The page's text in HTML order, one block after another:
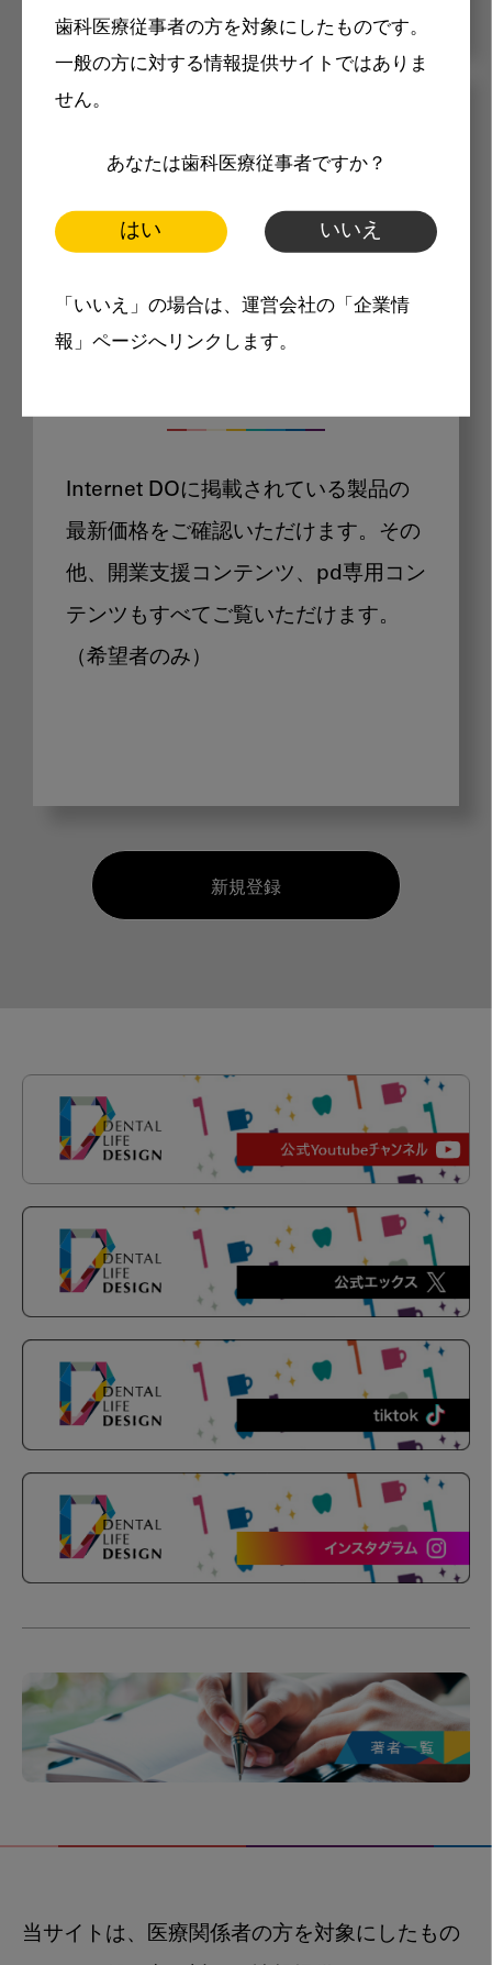
歯科医療従事者の方を対象にしたものです。
一般の方に対する情報提供サイトではありま
せん。
あなたは歯科医療従事者ですか？
はい いいえ
「いいえ」の場合は、運営会社の「企業情
報」ページへリンクします。
Internet DOに掲載されている
Internet DOに掲載されている製品の
最新価格をご確認いただけます。その
他、開業支援コンテンツ、pd専用コン
テンツもすべてご覧いただけます。
（希望者のみ）
新規登録
当サイトは、医療関係者の方を対象にしたもの